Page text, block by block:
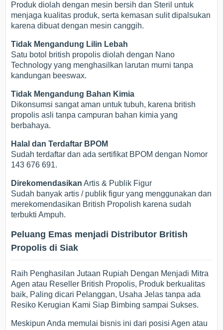
Produk diolah dengan mesin bersih dan Steril untuk
menjaga kualitas produk, serta kemasan sulit dipalsukan
karena dibuat dengan mesin canggih.
Tidak Mengandung Lilin Lebah
Satu botol british propolis diolah dengan Nano
Technology yang menghasilkan larutan murni tanpa
kandungan beeswax.
Tidak Mengandung Bahan Kimia
Dikonsumsi sangat aman untuk tubuh, karena british
propolis asli tanpa campuran bahan kimia yang
berbahaya.
Halal dan Terdaftar BPOM
Sudah terdaftar dan ada sertifikat BPOM dengan Nomor
143 676 691.
Direkomendasikan Artis & Publik Figur
Sudah banyak artis / publik figur yang menggunakan dan
merekomendasikan British Propolish karena sudah
terbukti Ampuh.
Peluang Emas menjadi Distributor British
Propolis di Siak
Raih Penghasilan Jutaan Rupiah Dengan Menjadi Mitra
Agen atau Reseller British Propolis, Produk berkualitas
baik, Paling dicari Pelanggan, Usaha Jelas tanpa ada
Resiko Kerugian Kami Siap Bimbing sampai Sukses.
Meskipun Anda memulai bisnis ini dari posisi Agen atau